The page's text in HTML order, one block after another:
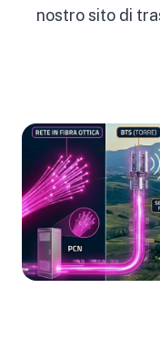
nostro sito di